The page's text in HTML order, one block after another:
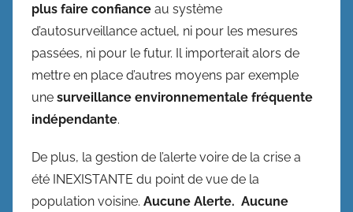
plus faire confiance au système
d’autosurveillance actuel, ni pour les mesures
passées, ni pour le futur. Il importerait alors de
mettre en place d’autres moyens par exemple
une surveillance environnementale fréquente
indépendante.
De plus, la gestion de l’alerte voire de la crise a
été INEXISTANTE du point de vue de la
population voisine. Aucune Alerte. Aucune